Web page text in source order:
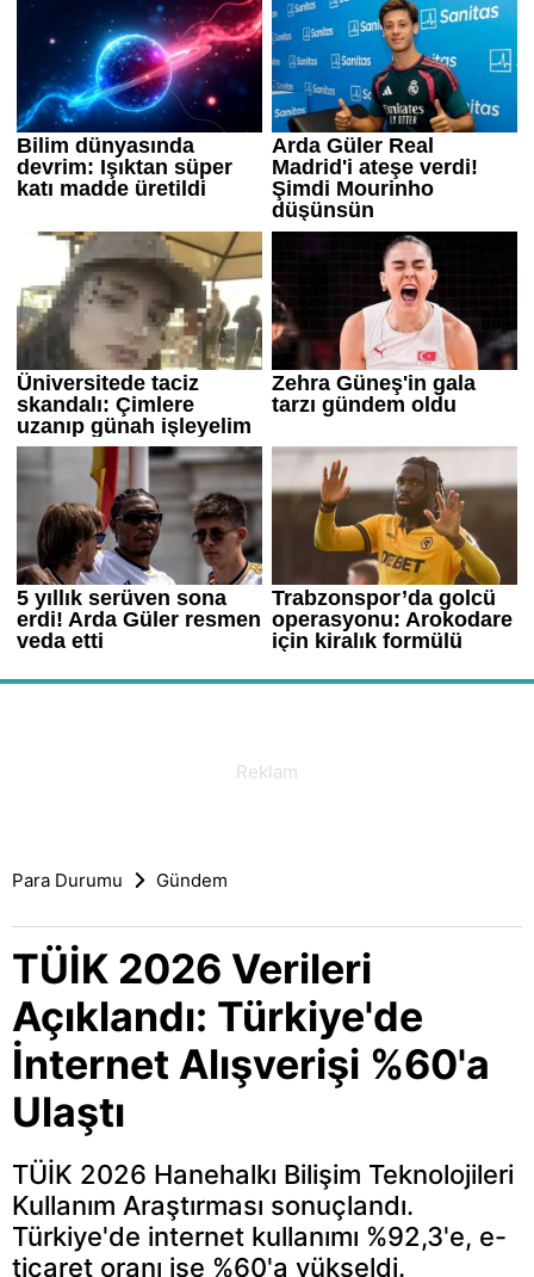
Para Durumu Gündem
TÜİK 2026 Verileri
Açıklandı: Türkiye'de
İnternet Alışverişi %60'a
Ulaştı
TÜİK 2026 Hanehalkı Bilişim Teknolojileri
Kullanım Araştırması sonuçlandı.
Türkiye'de internet kullanımı %92,3'e, e-
ticaret oranı ise %60'a yükseldi.